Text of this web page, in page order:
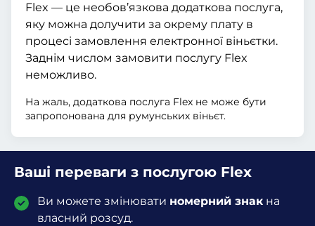
Flex — це необов’язкова додаткова послуга,
яку можна долучити за окрему плату в
процесі замовлення електронної віньєтки.
Заднім числом замовити послугу Flex
неможливо.
На жаль, додаткова послуга Flex не може бути
запропонована для румунських віньєт.
Ваші переваги з послугою Flex
Ви можете змінювати номерний знакна
власний розсуд.